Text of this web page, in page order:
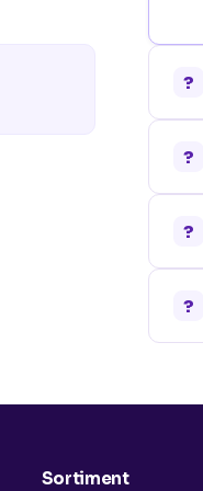
?
?
?
?
Sortiment